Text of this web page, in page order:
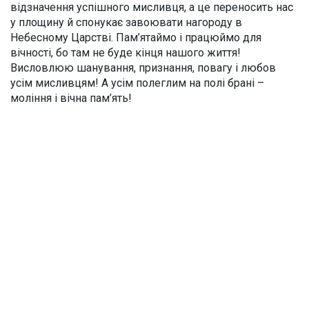
відзначення успішного мисливця, а це переносить нас
у площину й спонукає завоювати нагороду в
Небесному Царстві. Пам’ятаймо і працюймо для
вічності, бо там не буде кінця нашого життя!
Висловлюю шанування, признання, повагу і любов
усім мисливцям! А усім полеглим на полі брані –
моління і вічна пам’ять!